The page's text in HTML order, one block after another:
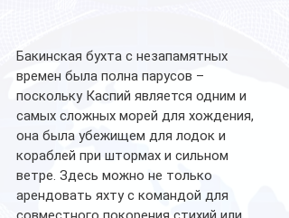
Бакинская бухта с незапамятных
времен была полна парусов –
поскольку Каспий является одним и
самых сложных морей для хождения,
она была убежищем для лодок и
кораблей при штормах и сильном
ветре. Здесь можно не только
арендовать яхту с командой для